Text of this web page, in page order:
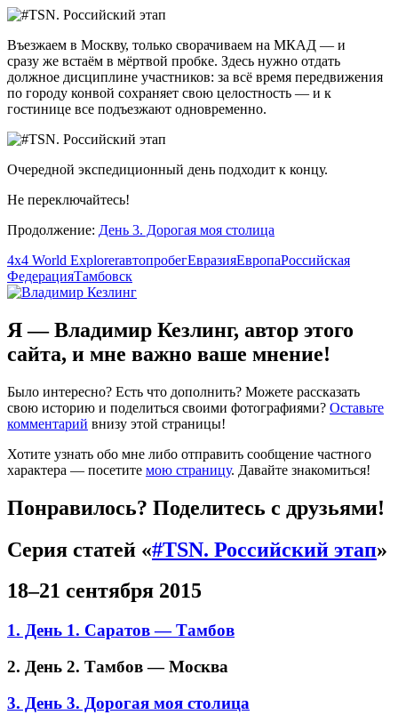
Въезжаем в Москву, только сворачиваем на МКАД — и
сразу же встаём в мёртвой пробке. Здесь нужно отдать
должное дисциплине участников: за всё время передвижения
по городу конвой сохраняет свою целостность — и к
гостинице все подъезжают одновременно.
Очередной экспедиционный день подходит к концу.
Не переключайтесь!
Продолжение: День 3. Дорогая моя столица
4x4 World ExplorerавтопробегЕвразияЕвропаРоссийская
ФедерацияТамбовск
Я — Владимир Кезлинг, автор этого
сайта, и мне важно ваше мнение!
Было интересно? Есть что дополнить? Можете рассказать
свою историю и поделиться своими фотографиями? Оставьте
комментарий внизу этой страницы!
Хотите узнать обо мне либо отправить сообщение частного
характера — посетите мою страницу. Давайте знакомиться!
Понравилось? Поделитесь с друзьями!
Серия статей «#TSN. Российский этап»
18–21 сентября 2015
1. День 1. Саратов — Тамбов
2. День 2. Тамбов — Москва
3. День 3. Дорогая моя столица